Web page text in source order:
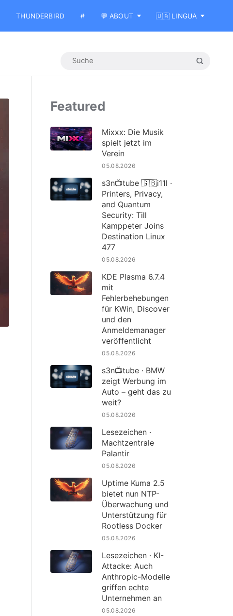
THUNDERBIRD # 💬 ABOUT 🇺🇦 LINGUA
Featured
Mixxx: Die Musik
spielt jetzt im
Verein
05.08.2026
s3n📺tube 🇬🇧i11l ·
Printers, Privacy,
and Quantum
Security: Till
Kamppeter Joins
Destination Linux
477
05.08.2026
KDE Plasma 6.7.4
mit
Fehlerbehebungen
für KWin, Discover
und den
Anmeldemanager
veröffentlicht
05.08.2026
s3n📺tube · BMW
zeigt Werbung im
Auto – geht das zu
weit?
05.08.2026
Lesezeichen ·
Machtzentrale
Palantir
05.08.2026
Uptime Kuma 2.5
bietet nun NTP-
Überwachung und
Unterstützung für
Rootless Docker
05.08.2026
Lesezeichen · KI-
Attacke: Auch
Anthropic-Modelle
griffen echte
Unternehmen an
05.08.2026